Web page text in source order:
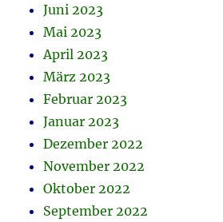
Juni 2023
Mai 2023
April 2023
März 2023
Februar 2023
Januar 2023
Dezember 2022
November 2022
Oktober 2022
September 2022